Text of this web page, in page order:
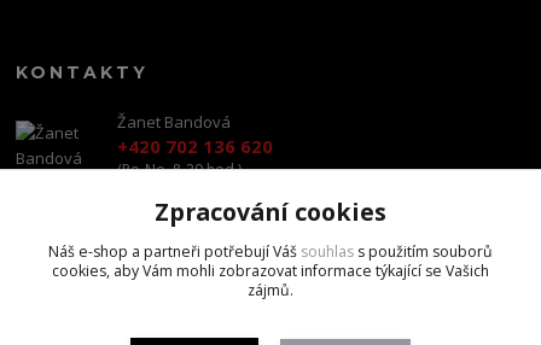
KONTAKTY
Žanet Bandová
+420 702 136 620
(Po-Ne, 8-20 hod.)
shop@brandscapital.cz
Zpracování cookies
Náš e-shop a partneři potřebují Váš souhlas s použitím souborů
cookies, aby Vám mohli zobrazovat informace týkající se Vašich
zájmů.